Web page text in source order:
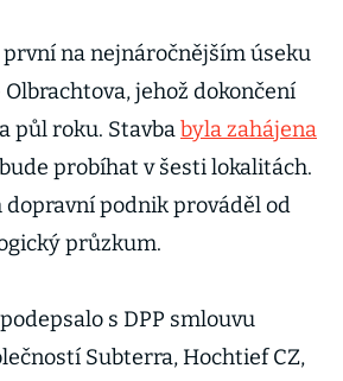
první na nejnáročnějším úseku
Olbrachtova, jehož dokončení
půl roku. Stavbabyla zahájena
probíhat v šesti lokalitách.
dopravní podnik prováděl od
průzkum.
s DPP smlouvu
Subterra, Hochtief CZ,